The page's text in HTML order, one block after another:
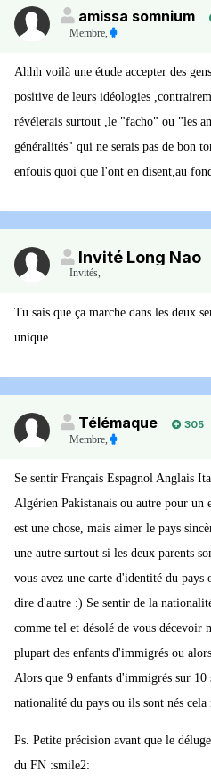
amissa somnium
Membre
Ahhh voilà une étude accepter des
positive de leurs idéologies
révélerais surtout ,le "facho" ou "les
généralités" qui ne serais pas de bon
enfouis quoi que l'ont en disent,au
Invité Long Nao
Invités
Tu sais que ça marche dans les deux
unique...
Télémaque
305
Membre
Se sentir Français Espagnol Anglais
Algérien Pakistanais ou autre pour un
est une chose, mais aimer le pays
une autre surtout si les deux parents
vous avez une carte d'identité du
dire d'autre :) Se sentir de la
comme tel et désolé de vous décevoir
plupart des enfants d'immigrés ou
Alors que 9 enfants d'immigrés sur 10
nationalité du pays ou ils sont nés
Ps. Petite précision avant que le
du FN :smile2: